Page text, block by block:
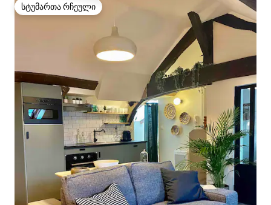
სტუმართა რჩეული
სტუმართა რჩეული